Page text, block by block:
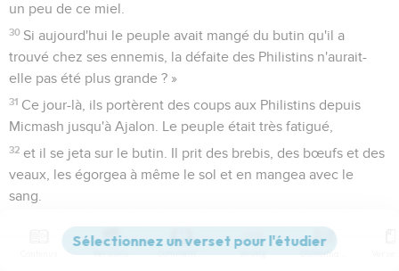
un peu de ce miel.
30 Si aujourd'hui le peuple avait mangé du butin qu'il a
trouvé chez ses ennemis, la défaite des Philistins n'aurait-
elle pas été plus grande ? »
31 Ce jour-là, ils portèrent des coups aux Philistins depuis
Micmash jusqu'à Ajalon. Le peuple était très fatigué,
32 et il se jeta sur le butin. Il prit des brebis, des bœufs et des
veaux, les égorgea à même le sol et en mangea avec le
sang.
l'Eternel en mangeant de la viande avec le sang. » Saül dit :
Versions Commentaires Strong